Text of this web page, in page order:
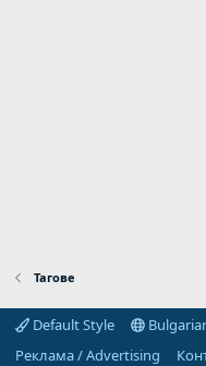
Тагове
Default Style
Реклама / Advertising